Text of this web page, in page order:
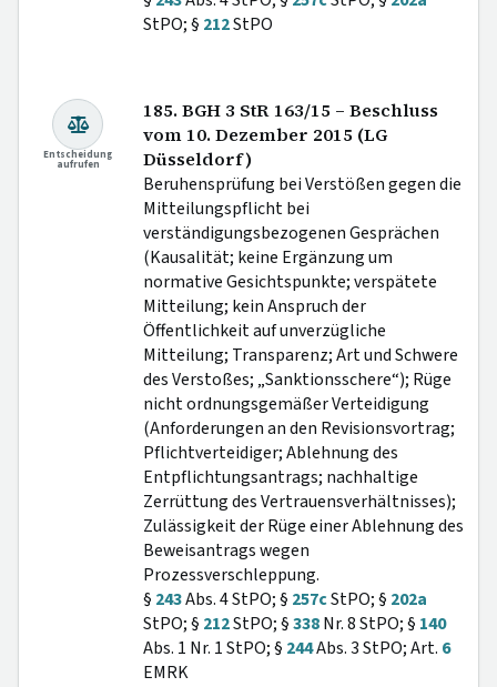
StPO; § 212StPO
Entscheidung
aufrufen
185. BGH 3 StR 163/15 – Beschluss
vom 10. Dezember 2015 (LG
Düsseldorf)
Beruhensprüfung bei Verstößen gegen die
Mitteilungspflicht bei
verständigungsbezogenen Gesprächen
(Kausalität; keine Ergänzung um
normative Gesichtspunkte; verspätete
Mitteilung; kein Anspruch der
Öffentlichkeit auf unverzügliche
Mitteilung; Transparenz; Art und Schwere
des Verstoßes; „Sanktionsschere“); Rüge
nicht ordnungsgemäßer Verteidigung
(Anforderungen an den Revisionsvortrag;
Pflichtverteidiger; Ablehnung des
Entpflichtungsantrags; nachhaltige
Zerrüttung des Vertrauensverhältnisses);
Zulässigkeit der Rüge einer Ablehnung des
Beweisantrags wegen
Prozessverschleppung.
§ 243Abs. 4 StPO; § 257cStPO; § 202a
StPO; § 212StPO; §338Nr. 8 StPO; § 140
Abs. 1 Nr. 1 StPO; § 244Abs. 3 StPO; Art. 6
EMRK